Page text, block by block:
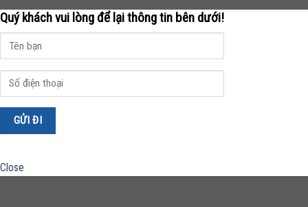
Quý khách vui lòng để lại thông tin bên dưới!
Close